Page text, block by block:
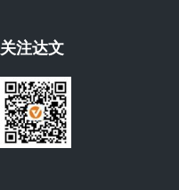
关注达文